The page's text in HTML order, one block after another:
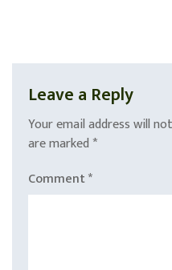
Leave a Reply
Your email address will
are marked *
Comment*